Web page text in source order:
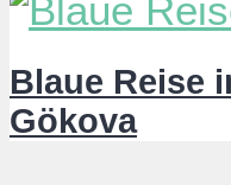
Blaue Reise
Gökova